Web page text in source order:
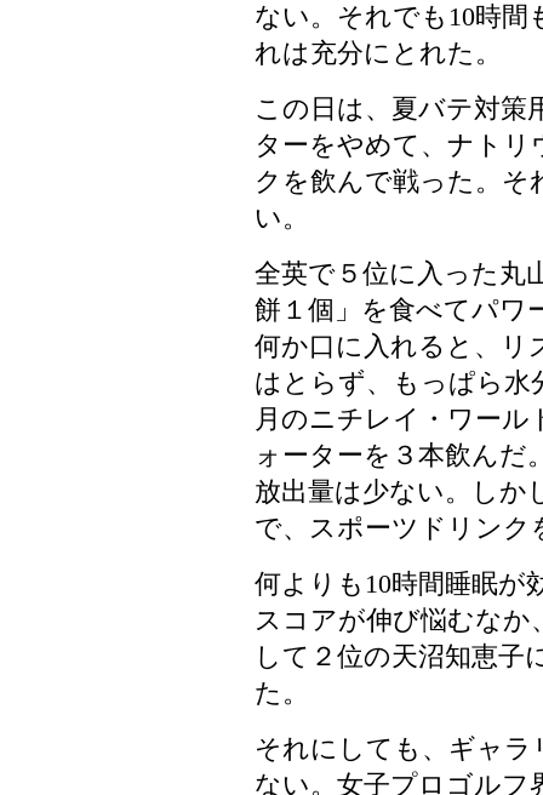
ない。それでも10時
れは充分にとれた。
この日は、夏バテ対策
ターをやめて、ナト
クを飲んで戦った。そ
い。
全英で５位に入った丸
餅１個」を食べてパワ
何か口に入れると、リ
はとらず、もっぱら水
月のニチレイ・ワー
ォーターを３本飲んだ
放出量は少ない。しか
で、スポーツドリンク
何よりも10時間睡眠が
スコアが伸び悩むなか
して２位の天沼知恵子
た。
それにしても、ギャラ
ない。女子プロゴルフ